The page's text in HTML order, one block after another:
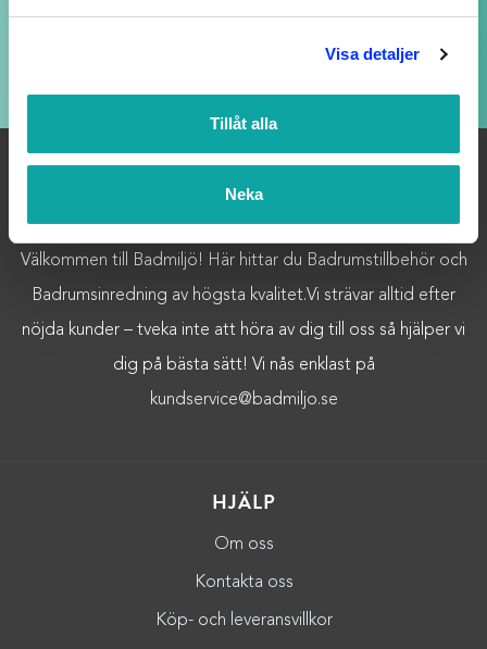
Visa detaljer
Tillåt alla
Neka
OM OSS
Välkommen till Badmiljö! Här hittar du Badrumstillbehör och
Badrumsinredning av högsta kvalitet.Vi strävar alltid efter
nöjda kunder – tveka inte att höra av dig till oss så hjälper vi
dig på bästa sätt! Vi nås enklast på
kundservice@badmiljo.se
HJÄLP
Om oss
Kontakta oss
Köp- och leveransvillkor